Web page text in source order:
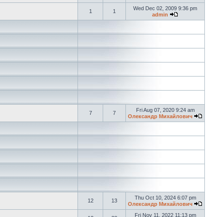
1 1
Wed Dec 02, 2009 9:36 pm
admin
7 7
Fri Aug 07, 2020 9:24 am
Олександр Михайлович
12 13
Thu Oct 10, 2024 6:07 pm
Олександр Михайлович
Fri Nov 11, 2022 11:13 pm